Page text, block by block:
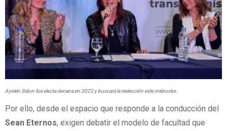
Ayelén Sidun fue electa decana en 2022 y buscará la reelección este miércoles.
Por ello, desde el espacio que responde a la conducción del
Sean Eternos, exigen debatir el modelo de facultad que